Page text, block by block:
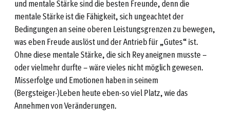
und mentale Stärke sind die besten Freunde, denn die
mentale Stärke ist die Fähigkeit, sich ungeachtet der
Bedingungen an seine oberen Leistungsgrenzen zu bewegen,
was eben Freude auslöst und der Antrieb für „Gutes“ ist.
Ohne diese mentale Stärke, die sich Rey aneignen musste –
oder vielmehr durfte – wäre vieles nicht möglich gewesen.
Misserfolge und Emotionen haben in seinem
(Bergsteiger-)Leben heute eben-so viel Platz, wie das
Annehmen von Veränderungen.